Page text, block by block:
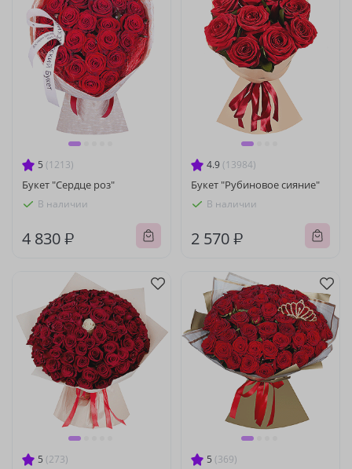
5 (1213)
Букет "Сердце роз"
В наличии
4 830 ₽
4.9 (13984)
Букет "Рубиновое сияние"
В наличии
2 570 ₽
5 (273) 5 (369)